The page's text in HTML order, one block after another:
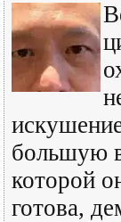
большую
которой
готова,